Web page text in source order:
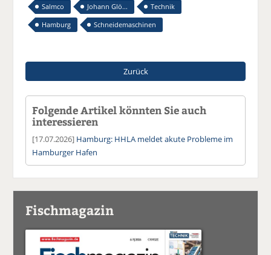
Salmco Johann Glö...
Technik
Hamburg
Schneidemaschinen
Zurück
Folgende Artikel könnten Sie auch
interessieren
[17.07.2026] Hamburg: HHLA meldet akute Probleme im
Hamburger Hafen
Fischmagazin